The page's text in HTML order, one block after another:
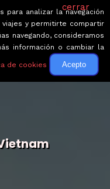
cerrar
analizar la navegación
y permitirte compartir
navegando, consideramos
información o cambiar la
de cookies Acepto